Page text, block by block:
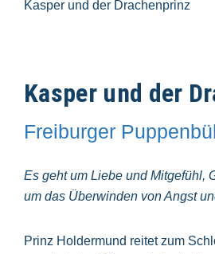
Kasper und der Drachenprinz
Kasper und der
Freiburger
Es geht um Liebe und Mitgefühl,
um das Überwinden von Angst
Prinz Holdermund reitet zum